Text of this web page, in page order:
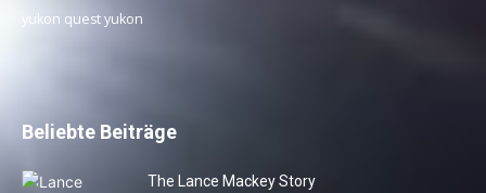
yukon quest yukon
Beliebte Beiträge
The Lance Mackey Story